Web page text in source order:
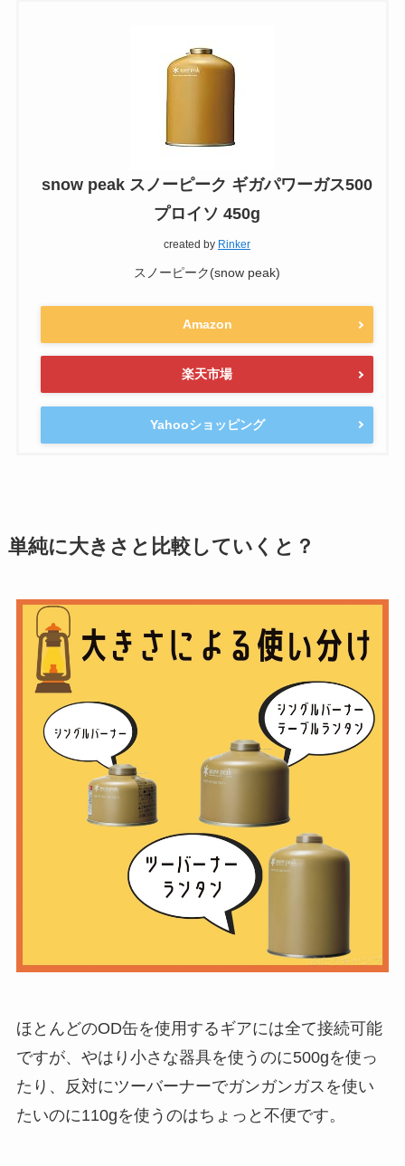
snow peak スノーピーク ギガパワーガス500
プロイソ 450g
created by Rinker
スノーピーク(snow peak)
Amazon
楽天市場
Yahooショッピング
単純に大きさと比較していくと？
ほとんどのOD缶を使用するギアには全て接続可能
ですが、やはり小さな器具を使うのに500gを使っ
たり、反対にツーバーナーでガンガンガスを使い
たいのに110gを使うのはちょっと不便です。